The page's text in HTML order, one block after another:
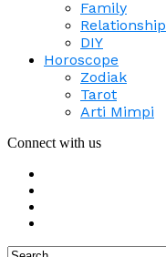
Family
Relationship
DIY
Horoscope
Zodiak
Tarot
Arti Mimpi
Connect with us